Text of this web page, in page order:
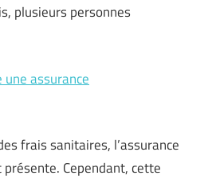
plusieurs personnes
assurance
frais sanitaires, l’assurance
Cependant, cette